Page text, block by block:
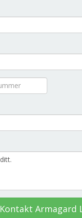
Kontakt Armagard